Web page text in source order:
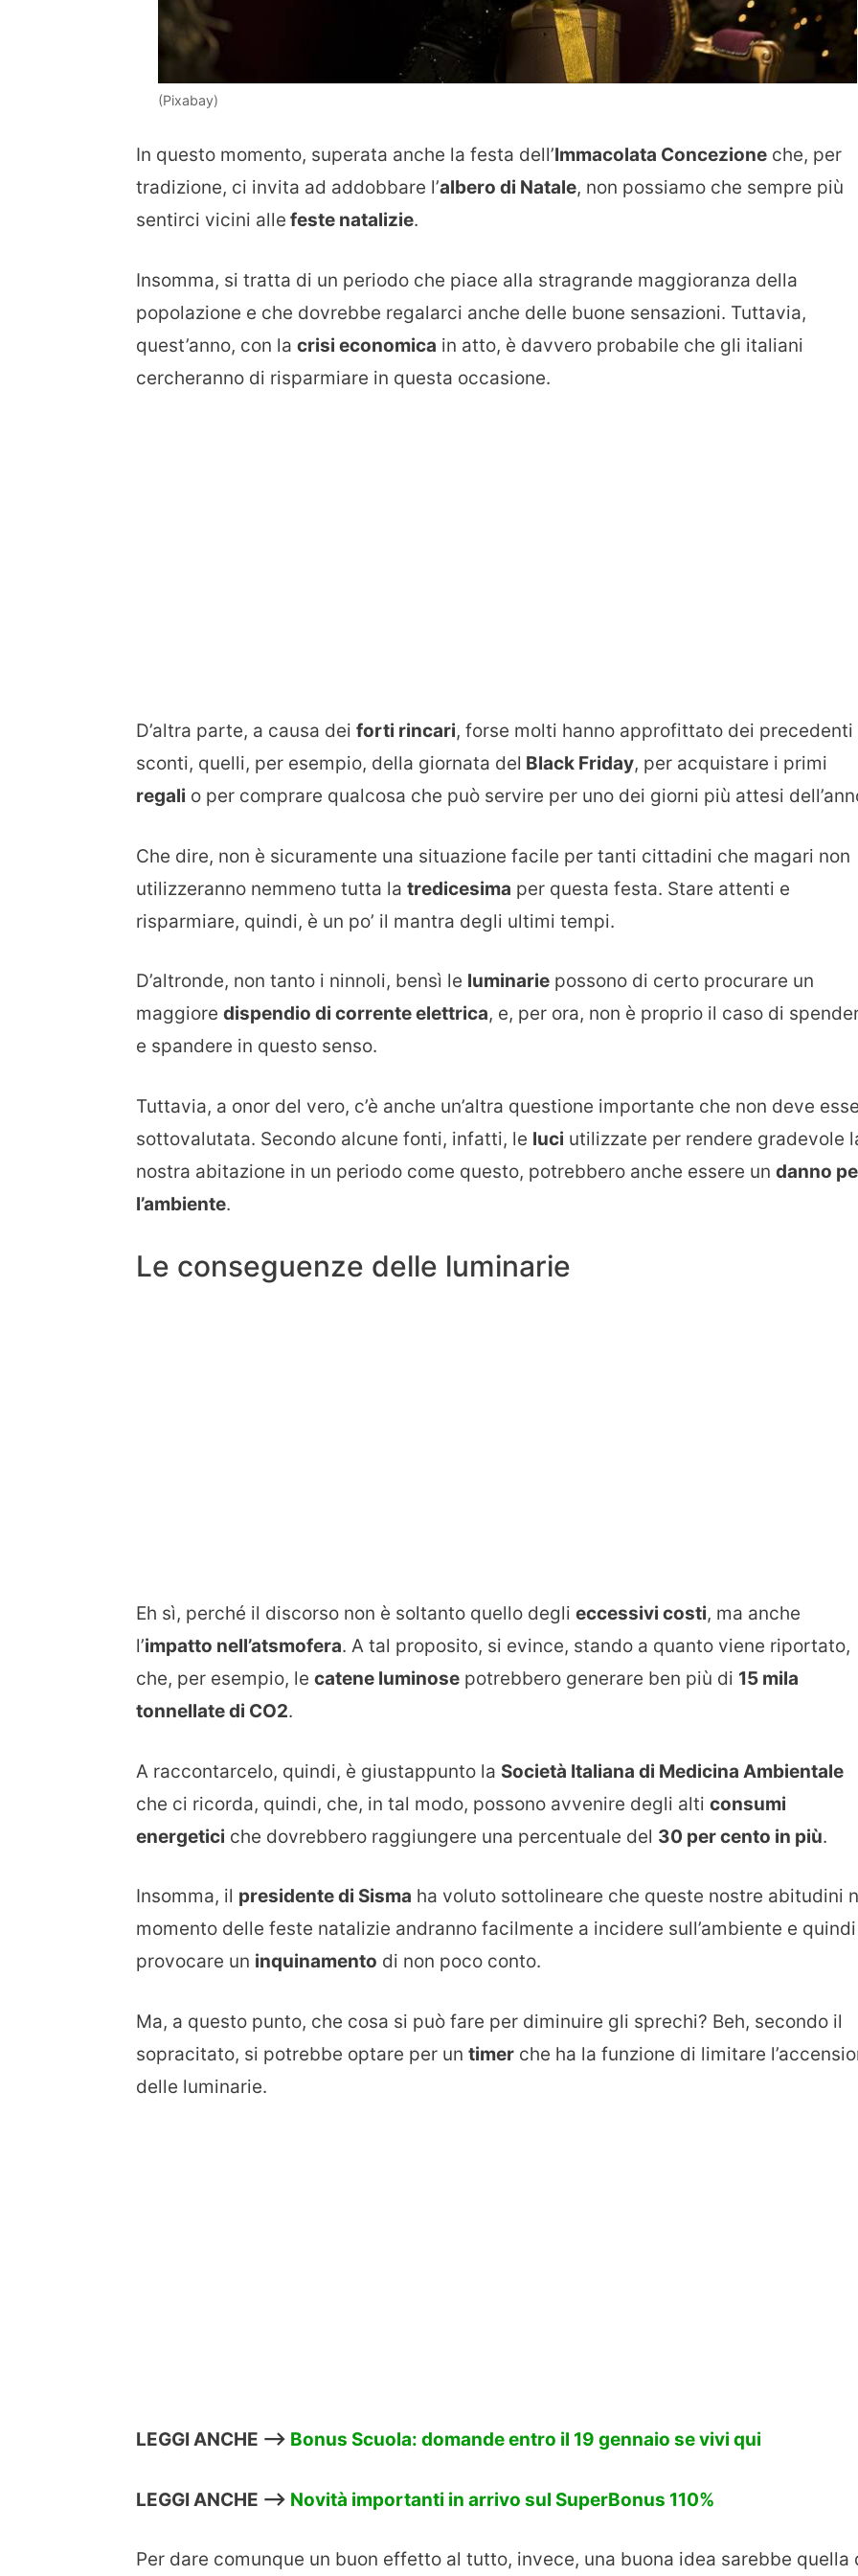
(Pixabay)
In questo momento, superata anche la festa dell’Immacolata Concezione che, per
tradizione, ci invita ad addobbare l’albero di Natale, non possiamo che sempre più
sentirci vicini alle feste natalizie.
Insomma, si tratta di un periodo che piace alla stragrande maggioranza della
popolazione e che dovrebbe regalarci anche delle buone sensazioni. Tuttavia,
quest’anno, con la crisi economica in atto, è davvero probabile che gli italiani
cercheranno di risparmiare in questa occasione.
D’altra parte, a causa dei forti rincari, forse molti hanno approfittato dei precedenti
sconti, quelli, per esempio, della giornata del Black Friday, per acquistare i primi
regali o per comprare qualcosa che può servire per uno dei giorni più attesi
Che dire, non è sicuramente una situazione facile per tanti cittadini che magari non
utilizzeranno nemmeno tutta la tredicesima per questa festa. Stare attenti e
risparmiare, quindi, è un po’ il mantra degli ultimi tempi.
D’altronde, non tanto i ninnoli, bensì le luminarie possono di certo procurare un
maggiore dispendio di corrente elettrica, e, per ora, non è proprio il caso di
e spandere in questo senso.
Tuttavia, a onor del vero, c’è anche un’altra questione importante che non deve
sottovalutata. Secondo alcune fonti, infatti, le luci utilizzate per rendere gradevole
nostra abitazione in un periodo come questo, potrebbero anche essere un danno
l’ambiente.
Le conseguenze delle luminarie
Eh sì, perché il discorso non è soltanto quello degli eccessivi costi, ma anche
l’impatto nell’atsmofera. A tal proposito, si evince, stando a quanto viene riportato,
che, per esempio, le catene luminose potrebbero generare ben più di 15 mila
tonnellate di CO2.
A raccontarcelo, quindi, è giustappunto la Società Italiana di Medicina Ambientale
che ci ricorda, quindi, che, in tal modo, possono avvenire degli alti consumi
energetici che dovrebbero raggiungere una percentuale del 30 per cento in più.
Insomma, il presidente di Sisma ha voluto sottolineare che queste nostre abitudini
momento delle feste natalizie andranno facilmente a incidere sull’ambiente e quindi
provocare un inquinamento di non poco conto.
Ma, a questo punto, che cosa si può fare per diminuire gli sprechi? Beh, secondo il
sopracitato, si potrebbe optare per un timer che ha la funzione di limitare
delle luminarie.
LEGGI ANCHE –> Bonus Scuola: domande entro il 19 gennaio se vivi qui
LEGGI ANCHE –> Novità importanti in arrivo sul SuperBonus 110%
Per dare comunque un buon effetto al tutto, invece, una buona idea sarebbe quella